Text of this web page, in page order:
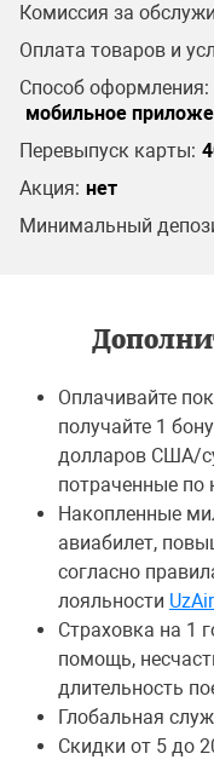
Комиссия за
Оплата товаров и
Способ оформления:
мобильное
Перевыпуск карты:
Акция: нет
Минимальный
Оплачивайте
получайте 1
долларов США/
потраченные по
Накопленные
авиабилет,
согласно
лояльности
Страховка на 1
помощь,
длительность
Глобальная
Скидки от 5 до